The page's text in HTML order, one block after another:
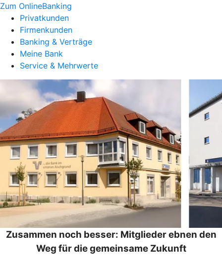
Zum OnlineBanking
Privatkunden
Firmenkunden
Banking & Verträge
Meine Bank
Service & Mehrwerte
Zusammen noch besser: Mitglieder ebnen den
Weg für die gemeinsame Zukunft